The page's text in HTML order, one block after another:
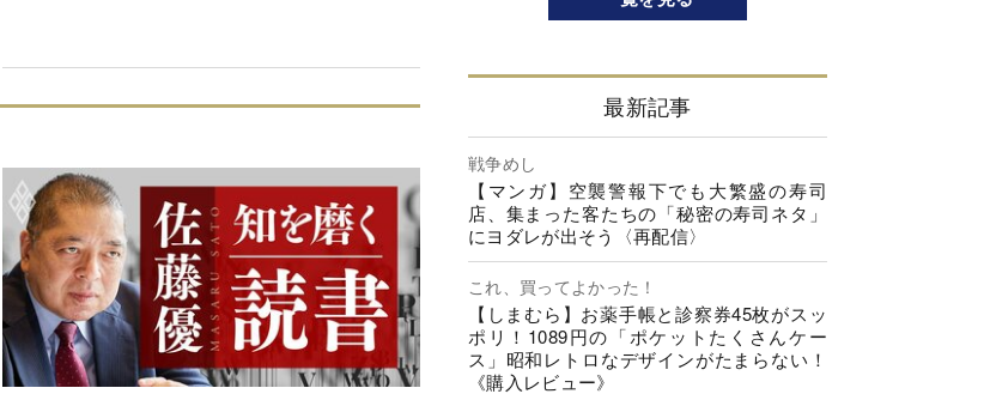
最新記事
戦争めし
【マンガ】空襲警報下でも大繁盛の寿司
店、集まった客たちの「秘密の寿司ネタ」
にヨダレが出そう〈再配信〉
これ、買ってよかった！
【しまむら】お薬手帳と診察券45枚がスッ
ポリ！1089円の「ポケットたくさんケー
ス」昭和レトロなデザインがたまらない！
《購入レビュー》